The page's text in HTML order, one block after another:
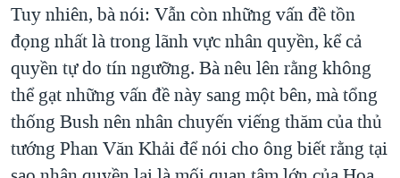
Tuy nhiên, bà nói: Vẫn còn những vấn đề tồn
đọng nhất là trong lãnh vực nhân quyền, kể cả
quyền tự do tín ngưỡng. Bà nêu lên rằng không
thể gạt những vấn đề này sang một bên, mà tổng
thống Bush nên nhân chuyến viếng thăm của thủ
tướng Phan Văn Khải để nói cho ông biết rằng tại